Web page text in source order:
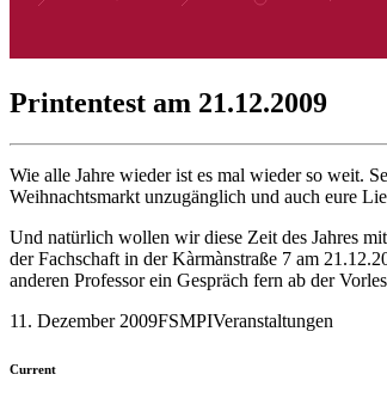
Printentest am 21.12.2009
Wie alle Jahre wieder ist es mal wieder so weit.
Weihnachtsmarkt unzugänglich und auch eure
Und natürlich wollen wir diese Zeit des Jahres
der Fachschaft in der Kàrmànstraße 7 am
anderen Professor ein Gespräch fern ab der
11. Dezember 2009FSMPIVeranstaltungen
Current